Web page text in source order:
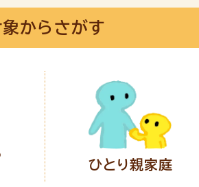
からさがす
ひとり親家庭